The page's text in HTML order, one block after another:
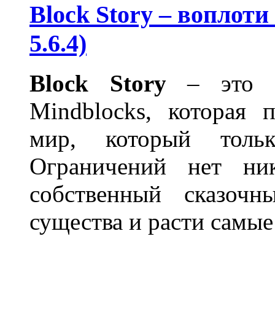
Block Story –
5.6.4)
Block Story– это
Mindblocks, которая
мир, который
Ограничений нет
собственный
существа и расти